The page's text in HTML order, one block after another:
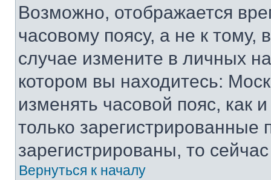
Возможно, отображается
часовому поясу, а не к тому,
случае измените в личных
котором вы находитесь:
изменять часовой пояс, как
только
зарегистрированы, то
Вернуться к началу